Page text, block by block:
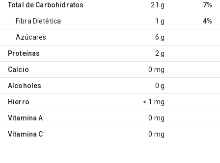
Total de Carbohidratos 21 g 7%
Fibra Dietética 1 g 4%
Azúcares 6 g
Proteínas 2 g
Calcio 0 mg
Alcoholes 0 g
Hierro < 1 mg
Vitamina A 0 mg
Vitamina C 0 mg